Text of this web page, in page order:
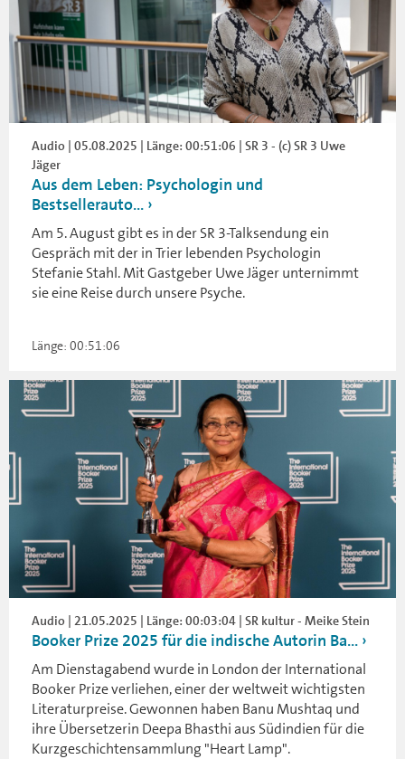
Audio | 05.08.2025 | Länge: 00:51:06 | SR 3 - (c) SR 3 Uwe
Jäger
Aus dem Leben: Psychologin und
Bestsellerauto...
Am 5. August gibt es in der SR 3-Talksendung ein
Gespräch mit der in Trier lebenden Psychologin
Stefanie Stahl. Mit Gastgeber Uwe Jäger unternimmt
sie eine Reise durch unsere Psyche.
Länge: 00:51:06
Audio | 21.05.2025 | Länge: 00:03:04 | SR kultur - Meike Stein
Booker Prize 2025 für die indische Autorin Ba...
Am Dienstagabend wurde in London der International
Booker Prize verliehen, einer der weltweit wichtigsten
Literaturpreise. Gewonnen haben Banu Mushtaq und
ihre Übersetzerin Deepa Bhasthi aus Südindien für die
Kurzgeschichtensammlung "Heart Lamp".